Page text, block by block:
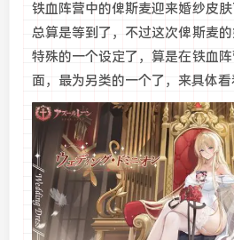
铁血阵营中的俾斯麦迎来婚纱皮肤
总算是等到了，不过这次俾斯麦
特殊的一个设定了，算是在铁血
面，最为另类的一个了，来具体看